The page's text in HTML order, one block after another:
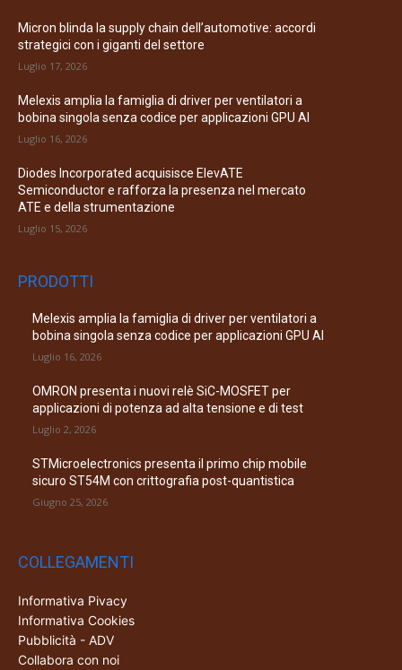
Micron blinda la supply chain dell’automotive: accordi
strategici con i giganti del settore
Luglio 17, 2026
Melexis amplia la famiglia di driver per ventilatori a
bobina singola senza codice per applicazioni GPU AI
Luglio 16, 2026
Diodes Incorporated acquisisce ElevATE
Semiconductor e rafforza la presenza nel mercato
ATE e della strumentazione
Luglio 15, 2026
PRODOTTI
Melexis amplia la famiglia di driver per ventilatori a
bobina singola senza codice per applicazioni GPU AI
Luglio 16, 2026
OMRON presenta i nuovi relè SiC-MOSFET per
applicazioni di potenza ad alta tensione e di test
Luglio 2, 2026
STMicroelectronics presenta il primo chip mobile
sicuro ST54M con crittografia post-quantistica
Giugno 25, 2026
COLLEGAMENTI
Informativa Pivacy
Informativa Cookies
Pubblicità - ADV
Collabora con noi